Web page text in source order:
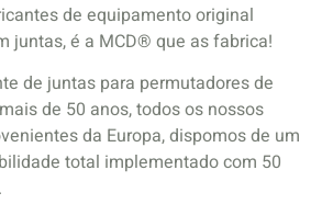
de equipamento original
juntas, é a MCD® que as fabrica!
de juntas para permutadores de
de 50 anos, todos os nossos
da Europa, dispomos de um
total implementado com 50